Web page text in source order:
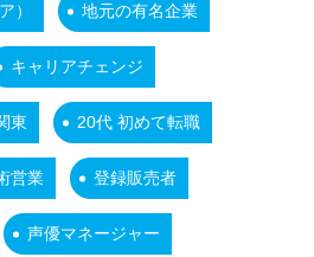
） 地元の有名企業
キャリアチェンジ
東 20代 初めて転職
営業 登録販売者
声優マネージャー